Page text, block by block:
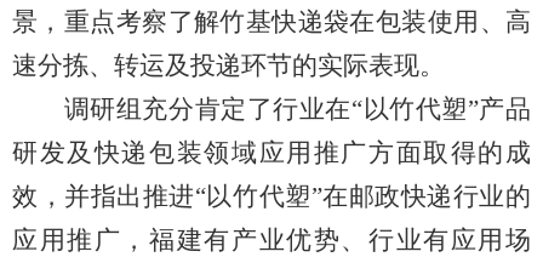
景，重点考察了解竹基快递袋在包装使用、高
速分拣、转运及投递环节的实际表现。
调研组充分肯定了行业在“以竹代塑”产品
研发及快递包装领域应用推广方面取得的成
效，并指出推进“以竹代塑”在邮政快递行业的
应用推广，福建有产业优势、行业有应用场